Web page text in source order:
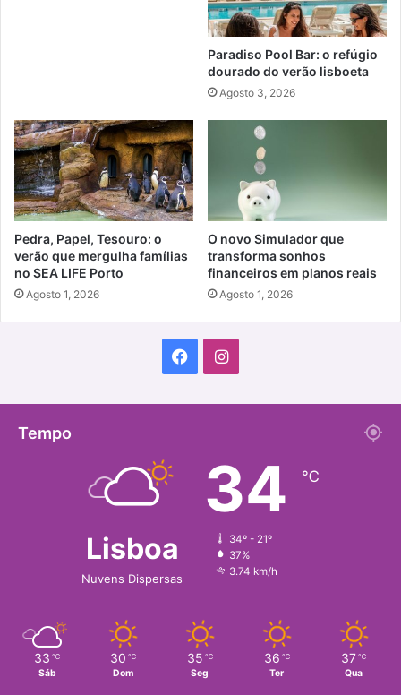
Paradiso Pool Bar: o refúgio
dourado do verão lisboeta
Agosto 3, 2026
Pedra, Papel, Tesouro: o
verão que mergulha famílias
no SEA LIFE Porto
Agosto 1, 2026
O novo Simulador que
transforma sonhos
financeiros em planos reais
Agosto 1, 2026
FacebookInstagram
Tempo
Lisboa
Nuvens Dispersas
34 ℃
34º - 21º
37%
3.74 km/h
33 ℃
Sáb
30 ℃
Dom
35 ℃
Seg
36 ℃
Ter
37 ℃
Qua